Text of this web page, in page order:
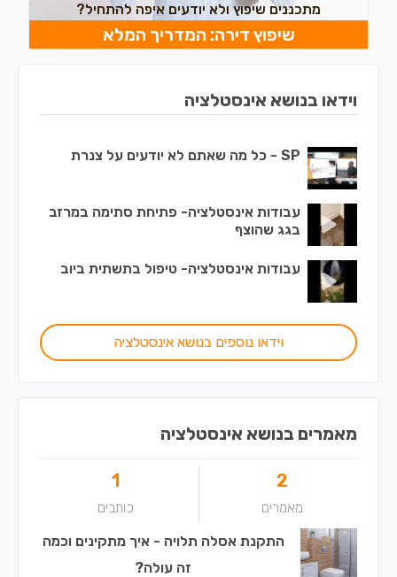
מתכננים שיפוץ ולא יודעים איפה להתחיל?
שיפוץ דירה: המדריך המלא
וידאו בנושא אינסטלציה
SP - כל מה שאתם לא יודעים על צנרת
עבודות אינסטלציה- פתיחת סתימה במרזב
בגג שהוצף
עבודות אינסטלציה- טיפול בתשתית ביוב
וידאו נוספים בנושא אינסטלציה
מאמרים בנושא אינסטלציה
2
מאמרים
1
כותבים
התקנת אסלה תלויה - איך מתקינים וכמה
זה עולה?